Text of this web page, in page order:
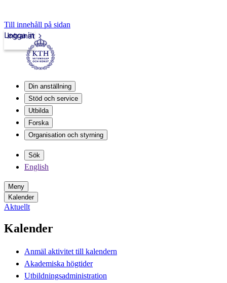
Till innehåll på sidan
Intranät
Logga in
Din anställning
Stöd och service
Utbilda
Forska
Organisation och styrning
Sök
English
Meny
Kalender
Aktuellt
Kalender
Anmäl aktivitet till kalendern
Akademiska högtider
Utbildningsadministration